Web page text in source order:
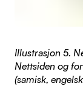
Illustrasjon 5.
Nettsiden og
(samisk,